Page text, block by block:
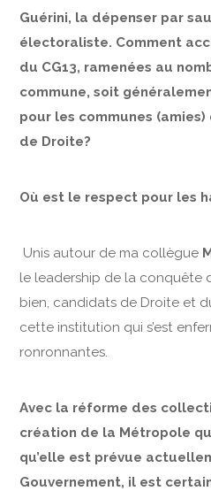
Guérini, la dépenser par
électoraliste. Comment
du CG13, ramenées au
commune, soit
pour les communes
de Droite?
Où est le respect pour les
Unis autour de ma collègue
le leadership de la conquête
bien, candidats de Droite et
cette institution qui s’est
ronronnantes.
Avec la réforme des
création de la Métropole
qu’elle est prévue
Gouvernement, il est